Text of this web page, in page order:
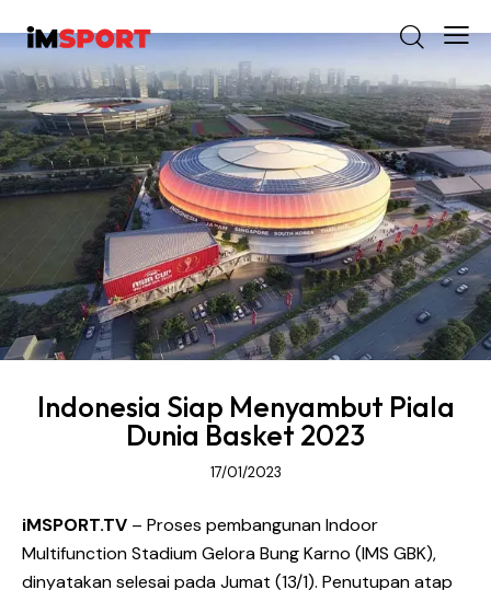
Indonesia Siap Menyambut Piala
Dunia Basket 2023
17/01/2023
iMSPORT.TV – Proses pembangunan Indoor
Multifunction Stadium Gelora Bung Karno (IMS GBK),
dinyatakan selesai pada Jumat (13/1). Penutupan atap